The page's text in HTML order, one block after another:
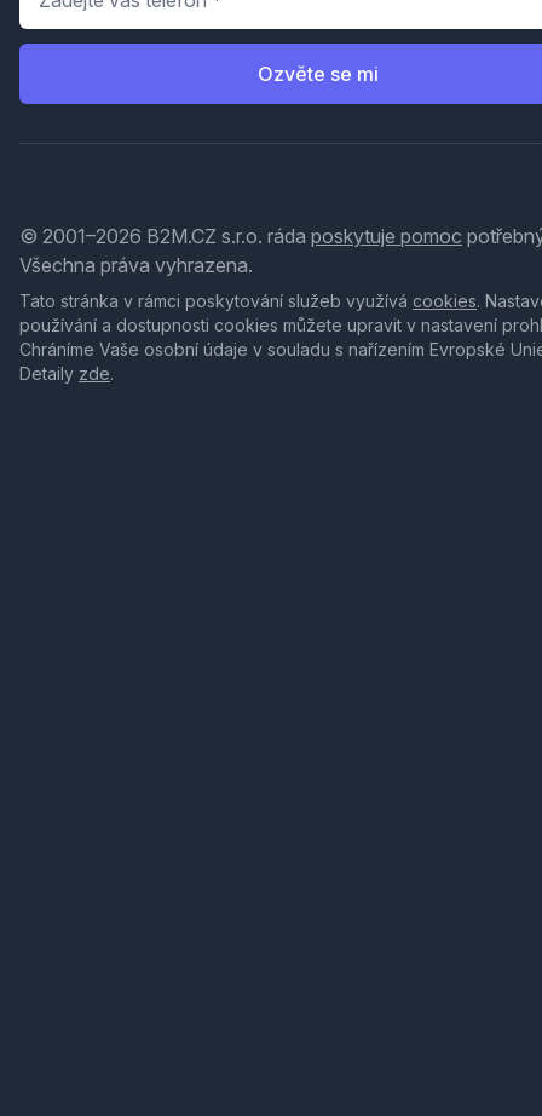
Ozvěte se mi
© 2001–2026 B2M.CZ s.r.o. ráda poskytuje pomoc
Všechna práva vyhrazena.
Tato stránka v rámci poskytování služeb využívá cookies.
používání a dostupnosti cookies můžete upravit v nastavení
Chráníme Vaše osobní údaje v souladu s nařízením Evropské
Detaily zde.